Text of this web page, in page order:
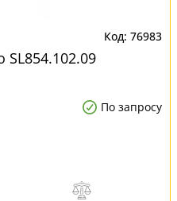
76983
По запросу